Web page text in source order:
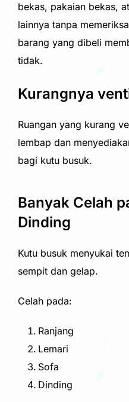
bekas, pakaian bekas,
lainnya tanpa
barang yang dibeli
tidak.
Kurangnya
Ruangan yang kurang
lembap dan
bagi kutu busuk.
Banyak Celah
Dinding
Kutu busuk menyukai
sempit dan gelap.
Celah pada:
Ranjang
Lemari
Sofa
Dinding